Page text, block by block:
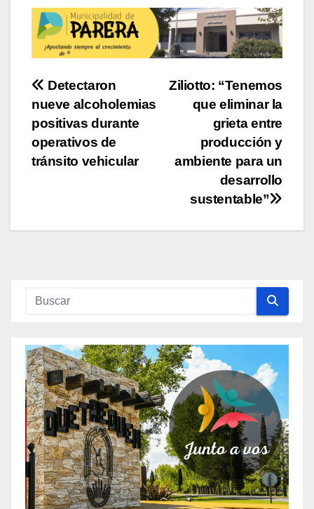
Navegación
de
entradas
Ziliotto: “Tenemos
que eliminar la
grieta entre
producción y
ambiente para un
desarrollo
sustentable”
Detectaron
nueve alcoholemias
positivas durante
operativos de
tránsito vehicular